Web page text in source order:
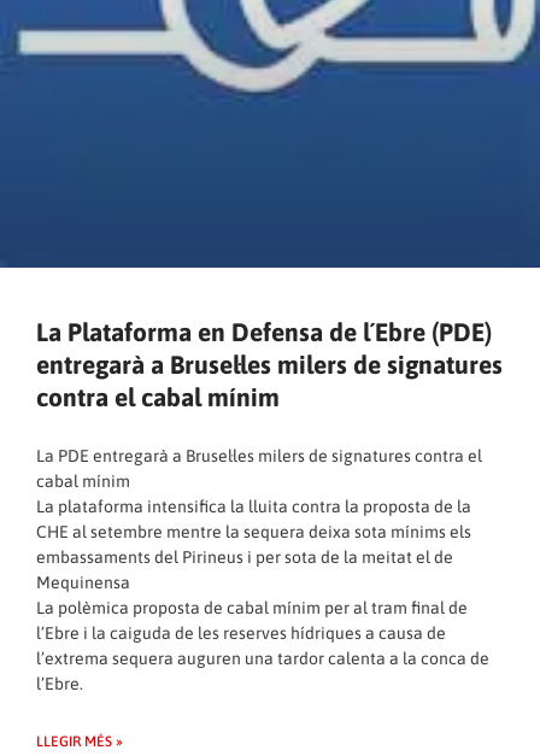
La Plataforma en Defensa de l´Ebre (PDE)
entregarà a Brusel·les milers de signatures
contra el cabal mínim
La PDE entregarà a Brusel·les milers de signatures contra el
cabal mínim
La plataforma intensifica la lluita contra la proposta de la
CHE al setembre mentre la sequera deixa sota mínims els
embassaments del Pirineus i per sota de la meitat el de
Mequinensa
La polèmica proposta de cabal mínim per al tram final de
l’Ebre i la caiguda de les reserves hídriques a causa de
l’extrema sequera auguren una tardor calenta a la conca de
l’Ebre.
LLEGIR MÉS »